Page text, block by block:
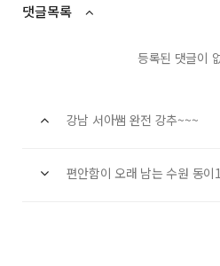
댓글목록
등록된 댓글이
강남 서아쌤 완전 강추~~~
편안함이 오래 남는 수원 동이